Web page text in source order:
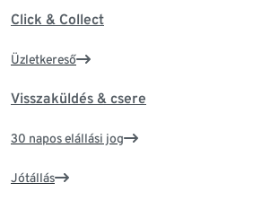
Click & Collect
Üzletkereső
Visszaküldés & csere
30 napos elállási jog
Jótállás